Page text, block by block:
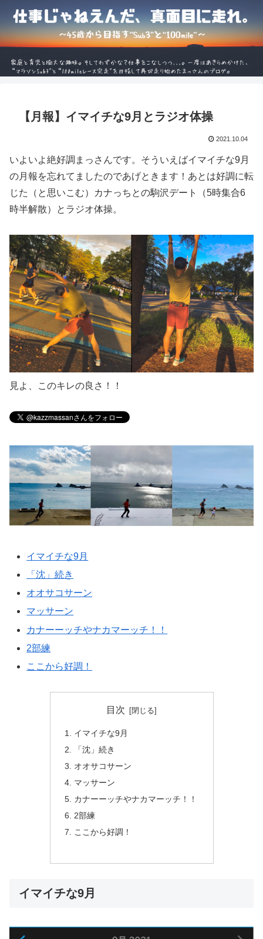
【月報】イマイチな9月とラジオ体操
2021.10.04
いよいよ絶好調まっさんです。そういえばイマイチな9月
の月報を忘れてましたのであげときます！あとは好調に転
じた（と思いこむ）カナっちとの駒沢デート（5時集合6
時半解散）とラジオ体操。
見よ、このキレの良さ！！
イマイチな9月
「沈」続き
オオサコサーン
マッサーン
カナーーッチやナカマーッチ！！
2部練
ここから好調！
目次
イマイチな9月
「沈」続き
オオサコサーン
マッサーン
カナーーッチやナカマーッチ！！
2部練
ここから好調！
イマイチな9月